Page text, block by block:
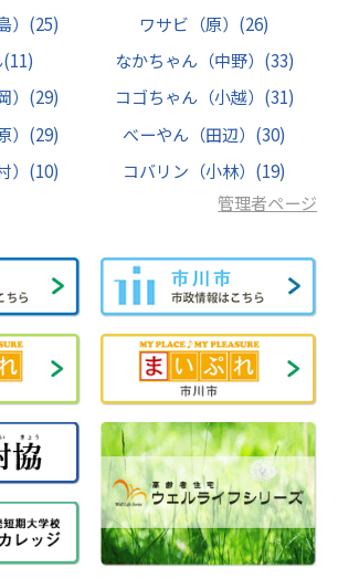
(25) ワサビ（原） (26)
(11) なかちゃん（中野） (33)
(29) コゴちゃん（小越） (31)
(29) べーやん（田辺） (30)
(10) コバリン（小林） (19)
管理者ページ